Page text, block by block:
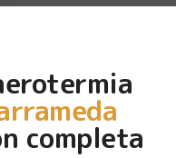
completa